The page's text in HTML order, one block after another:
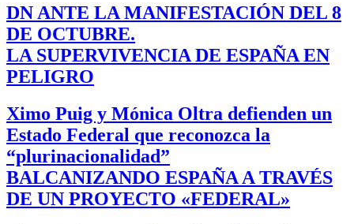
DN ANTE LA MANIFESTACIÓN DEL 8
DE OCTUBRE.
LA SUPERVIVENCIA DE ESPAÑA EN
PELIGRO
Ximo Puig y Mónica Oltra defienden un
Estado Federal que reconozca la
“plurinacionalidad”
BALCANIZANDO ESPAÑA A TRAVÉS
DE UN PROYECTO «FEDERAL»